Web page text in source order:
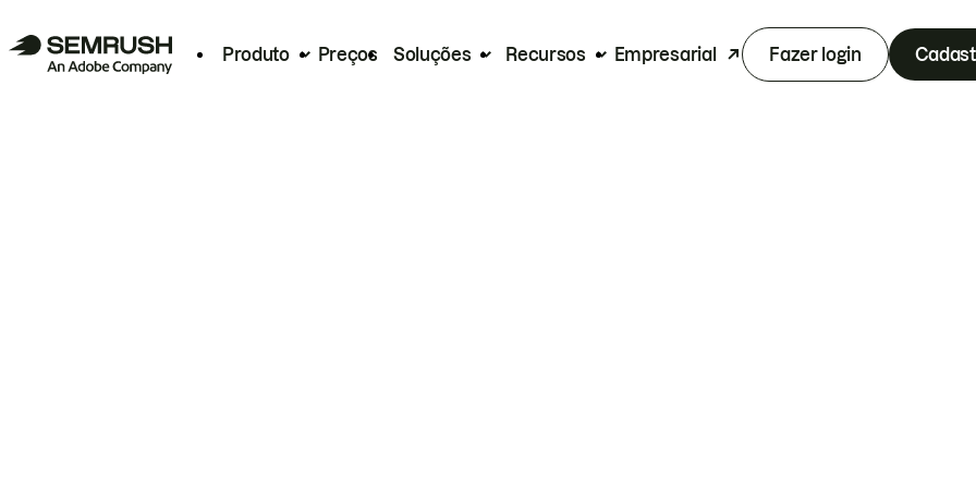
Produto Preços Soluções Recursos Empresarial Fazer login